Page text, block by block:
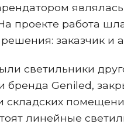
проекте работа
заказчик и
светильники
бренда Geniled,
складских
линейные